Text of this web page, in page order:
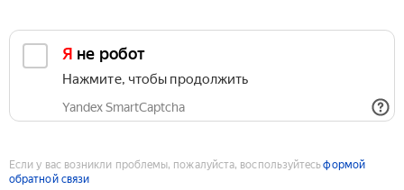
Я не робот
Нажмите, чтобы продолжить
Yandex SmartCaptcha
Если у вас возникли проблемы, пожалуйста, воспользуйтесьформой
обратной связи